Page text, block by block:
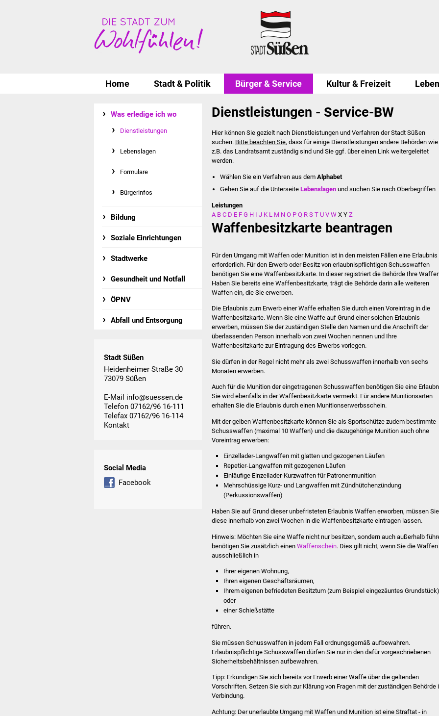
Home Stadt & Politik Bürger & Service Kultur & Freizeit
Was erledige ich wo
Dienstleistungen
Lebenslagen
Formulare
Bürgerinfos
Bildung
Soziale Einrichtungen
Stadtwerke
Gesundheit und Notfall
ÖPNV
Abfall und Entsorgung
Stadt Süßen
Heidenheimer Straße 30
73079 Süßen
E-Mail info@suessen.de
Telefon 07162/96 16-111
Telefax 07162/96 16-114
Kontakt
Social Media
Facebook
Dienstleistungen - Service-BW
Hier können Sie gezielt nach Dienstleistungen und Verfahren der Stadt Süßen
suchen. Bitte beachten Sie, dass für einige Dienstleistungen andere Behörden wie
z.B. das Landratsamt zuständig sind und Sie ggf. über einen Link weitergeleitet
werden.
Wählen Sie ein Verfahren aus dem Alphabet
Gehen Sie auf die UnterseiteLebenslagen und suchen Sie nach Oberbegriffen
Leistungen
A B C D E F G H I J K L M N O P Q R S T U V W X Y Z
Waffenbesitzkarte beantragen
Für den Umgang mit Waffen oder Munition ist in den meisten Fällen eine Erlaubnis
erforderlich. Für den Erwerb oder Besitz von erlaubnispflichtigen Schusswaffen
benötigen Sie eine Waffenbesitzkarte. In dieser registriert die Behörde Ihre
Haben Sie bereits eine Waffenbesitzkarte, trägt die Behörde darin alle weiteren
Waffen ein, die Sie erwerben.
Die Erlaubnis zum Erwerb einer Waffe erhalten Sie durch einen Voreintrag in die
Waffenbesitzkarte. Wenn Sie eine Waffe auf Grund einer solchen Erlaubnis
erwerben, müssen Sie der zuständigen Stelle den Namen und die Anschrift der
überlassenden Person innerhalb von zwei Wochen nennen und Ihre
Waffenbesitzkarte zur Eintragung des Erwerbs vorlegen.
Sie dürfen in der Regel nicht mehr als zwei Schusswaffen innerhalb von sechs
Monaten erwerben.
Auch für die Munition der eingetragenen Schusswaffen benötigen Sie eine
Sie wird ebenfalls in der Waffenbesitzkarte vermerkt. Für andere Munitionsarten
erhalten Sie die Erlaubnis durch einen Munitionserwerbsschein.
Mit der gelben Waffenbesitzkarte können Sie als Sportschütze zudem bestimmte
Schusswaffen (maximal 10 Waffen) und die dazugehörige Munition auch ohne
Voreintrag erwerben:
Einzellader-Langwaffen mit glatten und gezogenen Läufen
Repetier-Langwaffen mit gezogenen Läufen
Einläufige Einzellader-Kurzwaffen für Patronenmunition
Mehrschüssige Kurz- und Langwaffen mit Zündhütchenzündung
(Perkussionswaffen)
Haben Sie auf Grund dieser unbefristeten Erlaubnis Waffen erworben, müssen Sie
diese innerhalb von zwei Wochen in die Waffenbesitzkarte eintragen lassen.
Hinweis: Möchten Sie eine Waffe nicht nur besitzen, sondern auch außerhalb
benötigen Sie zusätzlich einen Waffenschein. Dies gilt nicht, wenn Sie die Waffen
ausschließlich in
Ihrer eigenen Wohnung,
Ihren eigenen Geschäftsräumen,
Ihrem eigenen befriedeten Besitztum (zum Beispiel eingezäuntes
oder
einer Schießstätte
führen.
Sie müssen Schusswaffen in jedem Fall ordnungsgemäß aufbewahren.
Erlaubnispflichtige Schusswaffen dürfen Sie nur in den dafür vorgeschriebenen
Sicherheitsbehältnissen aufbewahren.
Tipp: Erkundigen Sie sich bereits vor Erwerb einer Waffe über die geltenden
Vorschriften. Setzen Sie sich zur Klärung von Fragen mit der zuständigen Behörde
Verbindung.
Achtung: Der unerlaubte Umgang mit Waffen und Munition ist eine Straftat - in